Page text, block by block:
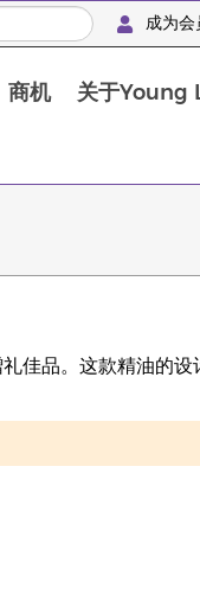
成为会
商机 关于Young
佳品。这款精油的设